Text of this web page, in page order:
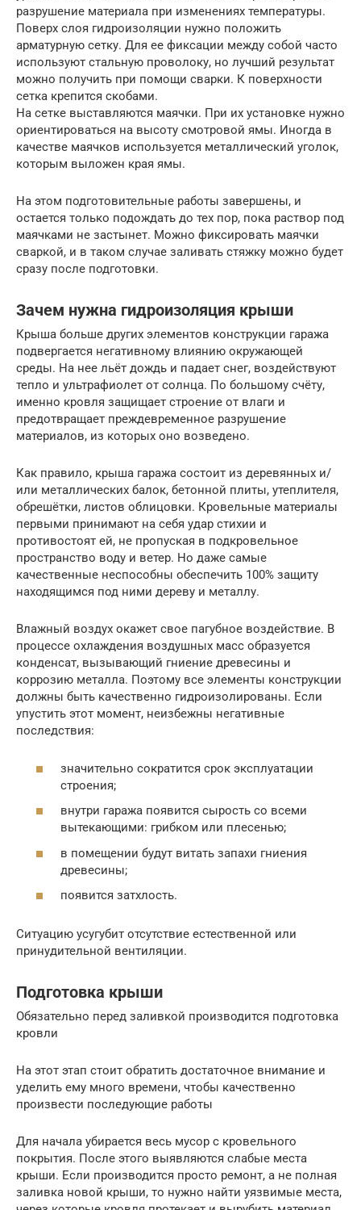
разрушение материала при изменениях температуры.
Поверх слоя гидроизоляции нужно положить
арматурную сетку. Для ее фиксации между собой часто
используют стальную проволоку, но лучший результат
можно получить при помощи сварки. К поверхности
сетка крепится скобами.
На сетке выставляются маячки. При их установке нужно
ориентироваться на высоту смотровой ямы. Иногда в
качестве маячков используется металлический уголок,
которым выложен края ямы.
На этом подготовительные работы завершены, и
остается только подождать до тех пор, пока раствор под
маячками не застынет. Можно фиксировать маячки
сваркой, и в таком случае заливать стяжку можно будет
сразу после подготовки.
Зачем нужна гидроизоляция крыши
Крыша больше других элементов конструкции гаража
подвергается негативному влиянию окружающей
среды. На нее льёт дождь и падает снег, воздействуют
тепло и ультрафиолет от солнца. По большому счёту,
именно кровля защищает строение от влаги и
предотвращает преждевременное разрушение
материалов, из которых оно возведено.
Как правило, крыша гаража состоит из деревянных и/
или металлических балок, бетонной плиты, утеплителя,
обрешётки, листов облицовки. Кровельные материалы
первыми принимают на себя удар стихии и
противостоят ей, не пропуская в подкровельное
пространство воду и ветер. Но даже самые
качественные неспособны обеспечить 100% защиту
находящимся под ними дереву и металлу.
Влажный воздух окажет свое пагубное воздействие. В
процессе охлаждения воздушных масс образуется
конденсат, вызывающий гниение древесины и
коррозию металла. Поэтому все элементы конструкции
должны быть качественно гидроизолированы. Если
упустить этот момент, неизбежны негативные
последствия:
значительно сократится срок эксплуатации
строения;
внутри гаража появится сырость со всеми
вытекающими: грибком или плесенью;
в помещении будут витать запахи гниения
древесины;
появится затхлость.
Ситуацию усугубит отсутствие естественной или
принудительной вентиляции.
Подготовка крыши
Обязательно перед заливкой производится подготовка
кровли
На этот этап стоит обратить достаточное внимание и
уделить ему много времени, чтобы качественно
произвести последующие работы
Для начала убирается весь мусор с кровельного
покрытия. После этого выявляются слабые места
крыши. Если производится просто ремонт, а не полная
заливка новой крыши, то нужно найти уязвимые места,